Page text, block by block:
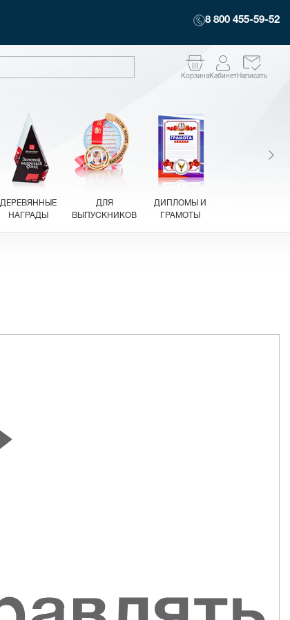
8 800 455-59-52
КорзинаКабинетНаписать
ДЕРЕВЯННЫЕ
НАГРАДЫ
ДЛЯ
ВЫПУСКНИКОВ
ДИПЛОМЫ И
ГРАМОТЫ